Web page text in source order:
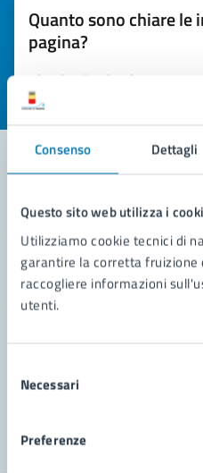
Consenso Dettagli
Questo sito web utilizza i
Utilizziamo cookie tecnici di
garantire la corretta
raccogliere informazioni
utenti.
delNecessari
Preferenze
Quanto sono chiare
pagina?
Valuta la chiarezza delle
Seleziona il numero di
Valuta 1 stelle su 5
Contatta il comune
Leggi le domande
Richiedi assistenza